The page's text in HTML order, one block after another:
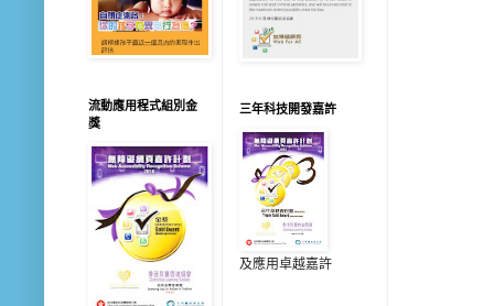
流動應用程式組別金
獎
三年科技開發嘉許
及應用卓越嘉許